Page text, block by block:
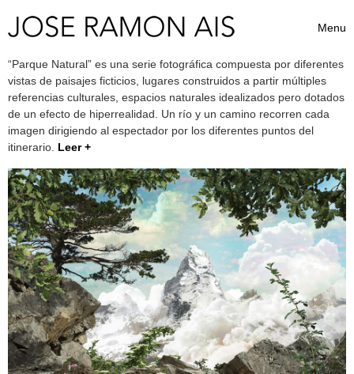
Menu
“Parque Natural” es una serie fotográfica compuesta por diferentes
vistas de paisajes ficticios, lugares construidos a partir múltiples
referencias culturales, espacios naturales idealizados pero dotados
de un efecto de hiperrealidad. Un río y un camino recorren cada
imagen dirigiendo al espectador por los diferentes puntos del
itinerario. Leer +